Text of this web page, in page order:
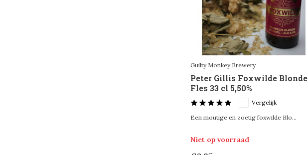
Guilty Monkey Brewery
Peter Gillis Foxwilde Blonde
Fles 33 cl 5,50%
Vergelijk
Een moutige en zoetig foxwilde Blo...
Niet op voorraad